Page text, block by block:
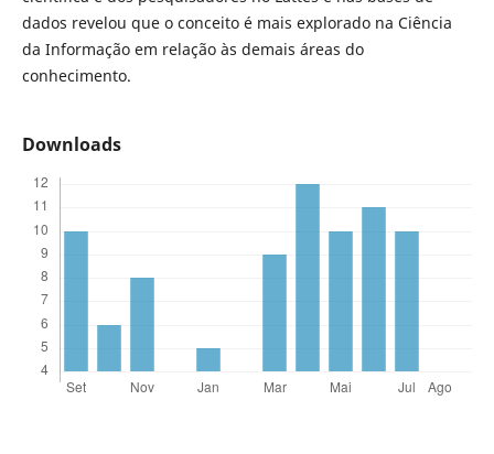
dados revelou que o conceito é mais explorado na Ciência
da Informação em relação às demais áreas do
conhecimento.
Downloads